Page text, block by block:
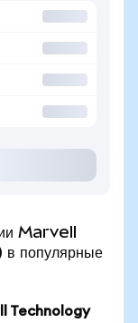
Marvell
популярные
Technology